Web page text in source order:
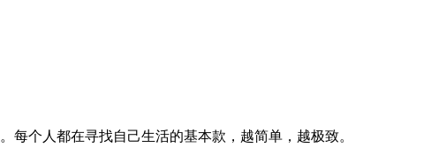
。每个人都在寻找自己生活的基本款，越简单，越极致。